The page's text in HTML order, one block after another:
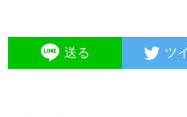
送る ツ